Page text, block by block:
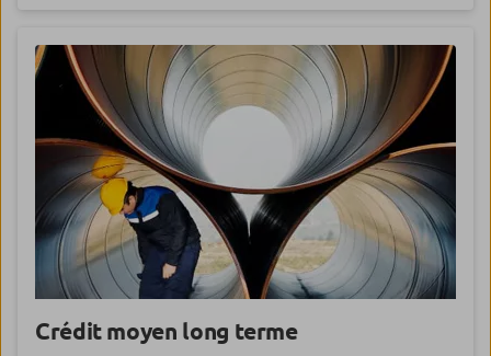
Crédit moyen long terme